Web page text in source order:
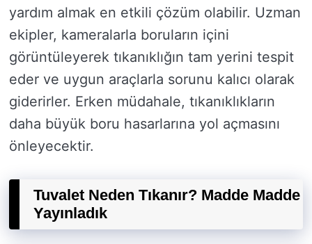
yardım almak en etkili çözüm olabilir. Uzman
ekipler, kameralarla boruların içini
görüntüleyerek tıkanıklığın tam yerini tespit
eder ve uygun araçlarla sorunu kalıcı olarak
giderirler. Erken müdahale, tıkanıklıkların
daha büyük boru hasarlarına yol açmasını
önleyecektir.
Tuvalet Neden Tıkanır? Madde Madde
Yayınladık